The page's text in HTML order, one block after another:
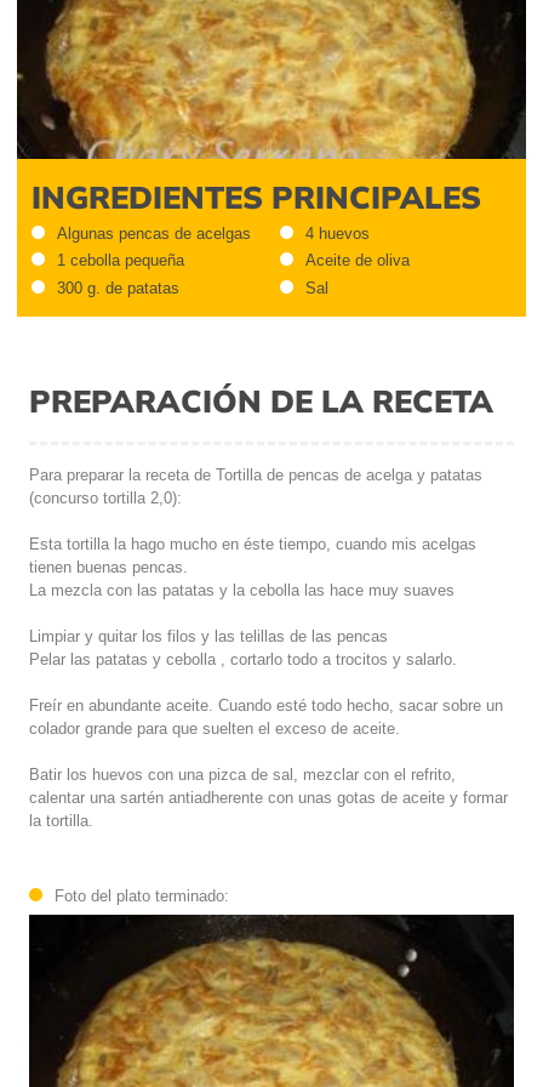
INGREDIENTES PRINCIPALES
Algunas pencas de acelgas
1 cebolla pequeña
300 g. de patatas
4 huevos
Aceite de oliva
Sal
PREPARACIÓN DE LA RECETA
Para preparar la receta de Tortilla de pencas de acelga y patatas
(concurso tortilla 2,0):
Esta tortilla la hago mucho en éste tiempo, cuando mis acelgas
tienen buenas pencas.
La mezcla con las patatas y la cebolla las hace muy suaves
Limpiar y quitar los filos y las telillas de las pencas
Pelar las patatas y cebolla , cortarlo todo a trocitos y salarlo.
Freír en abundante aceite. Cuando esté todo hecho, sacar sobre un
colador grande para que suelten el exceso de aceite.
Batir los huevos con una pizca de sal, mezclar con el refrito,
calentar una sartén antiadherente con unas gotas de aceite y formar
la tortilla.
Foto del plato terminado: